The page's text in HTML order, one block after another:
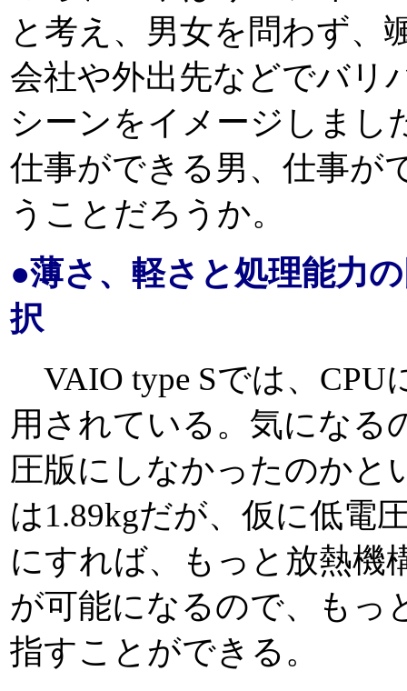
と考え、男女を問わず、
会社や外出先などでバリ
シーンをイメージしまし
仕事ができる男、仕事が
うことだろうか。
●薄さ、軽さと処理能力
択
VAIO type Sでは、CPU
用されている。気になる
圧版にしなかったのかと
は1.89kgだが、仮に低電
にすれば、もっと放熱機
が可能になるので、もっ
指すことができる。